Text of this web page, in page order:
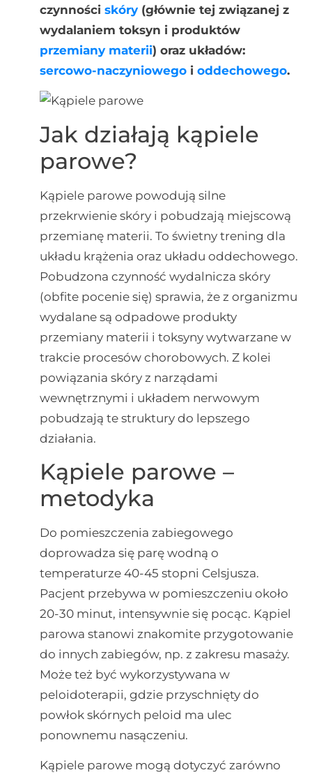
czynności skóry(głównie tej związanej z
wydalaniem toksyn i produktów
przemiany materii) oraz układów:
sercowo-naczyniowegoi oddechowego.
Jak działają kąpiele
parowe?
Kąpiele parowe powodują silne
przekrwienie skóry i pobudzają miejscową
przemianę materii. To świetny trening dla
układu krążenia oraz układu oddechowego.
Pobudzona czynność wydalnicza skóry
(obfite pocenie się) sprawia, że z organizmu
wydalane są odpadowe produkty
przemiany materii i toksyny wytwarzane w
trakcie procesów chorobowych. Z kolei
powiązania skóry z narządami
wewnętrznymi i układem nerwowym
pobudzają te struktury do lepszego
działania.
Kąpiele parowe –
metodyka
Do pomieszczenia zabiegowego
doprowadza się parę wodną o
temperaturze 40-45 stopni Celsjusza.
Pacjent przebywa w pomieszczeniu około
20-30 minut, intensywnie się pocąc. Kąpiel
parowa stanowi znakomite przygotowanie
do innych zabiegów, np. z zakresu masaży.
Może też być wykorzystywana w
peloidoterapii, gdzie przyschnięty do
powłok skórnych peloid ma ulec
ponownemu nasączeniu.
Kąpiele parowe mogą dotyczyć zarówno